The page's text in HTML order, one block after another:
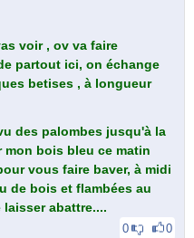
voir , ov va faire
partout ici, on échange
betises , à longueur
des palombes jusqu'à la
bois bleu ce matin
vous faire baver, à midi
de bois et flambées au
abattre....
0 0